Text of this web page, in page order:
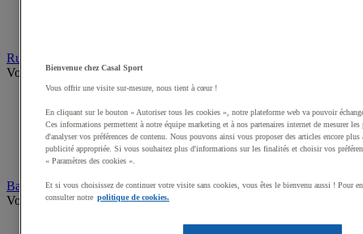
Rugby
Voir tous les produits
Poteaux de Rugby, buts de Rugby
Equipement d'entrainement Rugby
Boucliers de Rugby, Sacs de plaquage
Accessoires terrain de Rugby
Baseball et Softball
Voir tous les produits
Bienvenue chez Casal Sport
Vous offrir une visite sur-mesure, nous tient à cœur !
En cliquant sur le bouton « Autoriser tous les cookies », notre plateforme web va pouvoir
Ces informations permettent à notre équipe marketing et à nos partenaires internet de mesurer les
d'analyser vos préférences de contenu. Nous pouvons ainsi vous proposer des articles encore plus
publicité appropriée. Si vous souhaitez plus d'informations sur les finalités et choisir vos
« Paramètres des cookies ».
Et si vous choisissez de continuer votre visite sans cookies, vous êtes le bienvenu aussi ! Pour
consulter notre politique de cookies.